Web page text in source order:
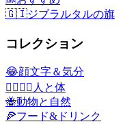
🇬🇮ジブラルタルの旗
コレクション
😂顔文字＆気分
👩‍❤️‍💋‍👨 人と体
🐝動物と自然
🍕フード&ドリンク